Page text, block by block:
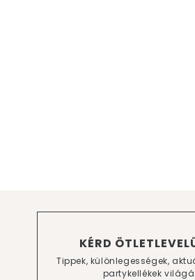
KÉRD
Tippek, különlegességek,
partykellékek